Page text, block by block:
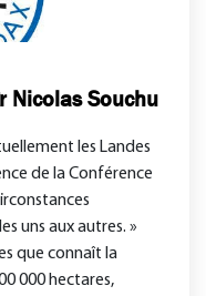
Nicolas Souchu
les Landes
de la Conférence
uns aux autres. »
que connaît la
000 hectares,